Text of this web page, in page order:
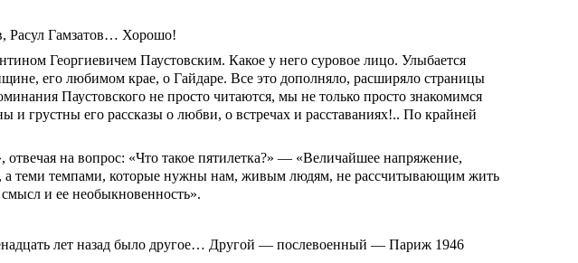
Расул Гамзатов… Хорошо!
Георгиевичем Паустовским. Какое у него суровое лицо. Улыбается
его любимом крае, о Гайдаре. Все это дополняло, расширяло страницы
Паустовского не просто читаются, мы не только просто знакомимся
и грустны его рассказы о любви, о встречах и расставаниях!.. По крайней
отвечая на вопрос: «Что такое пятилетка?» — «Величайшее напряжение,
а теми темпами, которые нужны нам, живым людям, не рассчитывающим жить
и ее необыкновенность».
лет назад было другое… Другой — послевоенный — Париж 1946